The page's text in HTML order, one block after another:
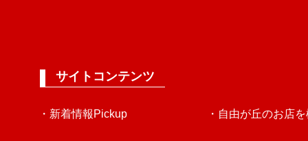
サイトコンテンツ
・新着情報Pickup ・自由が丘のお店